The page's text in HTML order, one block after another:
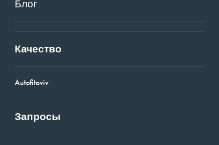
Блог
Качество
Autofitoviv
Запросы